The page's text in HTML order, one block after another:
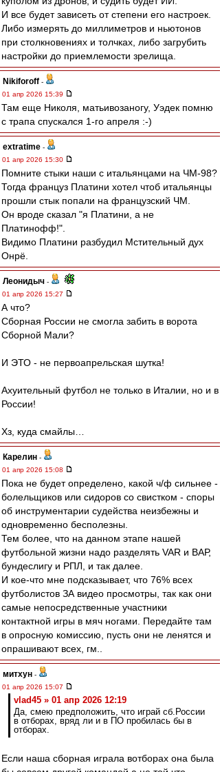
И все будет зависеть от степени его настроек.
Либо измерять до миллиметров и ньютонов
при столкновениях и толчках, либо загрубить
настройки до приемлемости зрелища.
Nikiforoff -
01 апр 2026 15:39
Там еще Николя, матьивозаногу, Уэдек помню
с трапа спускался 1-го апреля :-)
extratime -
01 апр 2026 15:30
Помните стыки наши с итальянцами на ЧМ-98?
Тогда француз Платини хотел чтоб итальянцы
прошли стык попали на французский ЧМ.
Он вроде сказал "я Платини, а не
Платинофф!".
Видимо Платини разбудил Мстительный дух
Онрё.
Леонидыч -
01 апр 2026 15:27
А что?
Сборная России не смогла забить в ворота
Сборной Мали?
И ЭТО - не первоапрельская шутка!
Ахуительный футбол не только в Италии, но и в
России!
Хз, куда смайлы…
Карелин -
01 апр 2026 15:08
Пока не будет определено, какой ч/ф сильнее -
болельщиков или сидоров со свистком - споры
об инструментарии судейства неизбежны и
одновременно бесполезны.
Тем более, что на данном этапе нашей
футбольной жизни надо разделять VAR и ВАР,
бундеслигу и РПЛ, и так далее.
И кое-что мне подсказывает, что 76% всех
футболистов ЗА видео просмотры, так как они
самые непосредственные участники
контактной игры в мяч ногами. Передайте там
в опросную комиссию, пусть они не ленятся и
опрашивают всех, гм..
митхун -
01 апр 2026 15:07
vlad45 » 01 апр 2026 12:19
Да, смею предположить, что играй сб.России
в отборах, вряд ли и в ПО пробилась бы в
отборах.
Если наша сборная играла вотборах она была